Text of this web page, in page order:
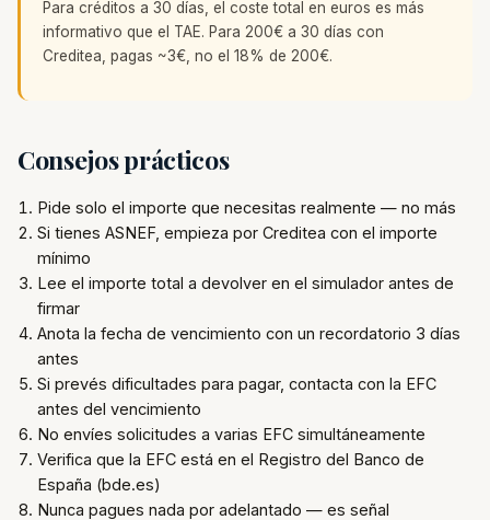
Para créditos a 30 días, el coste total en euros es más
informativo que el TAE. Para 200€ a 30 días con
Creditea, pagas ~3€, no el 18% de 200€.
Consejos prácticos
Pide solo el importe que necesitas realmente — no más
Si tienes ASNEF, empieza por Creditea con el importe
mínimo
Lee el importe total a devolver en el simulador antes de
firmar
Anota la fecha de vencimiento con un recordatorio 3 días
antes
Si prevés dificultades para pagar, contacta con la EFC
antes del vencimiento
No envíes solicitudes a varias EFC simultáneamente
Verifica que la EFC está en el Registro del Banco de
España (bde.es)
Nunca pagues nada por adelantado — es señal